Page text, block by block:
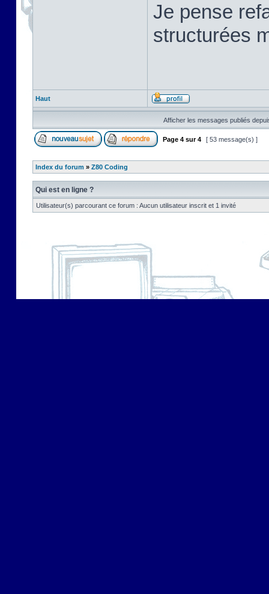
Je pense
structurées
Haut
Afficher les messages publiés
Page 4 sur4 [ 53 message(s) ]
Index du forum » Z80 Coding
Qui est en ligne ?
Utilisateur(s) parcourant ce forum : Aucun utilisateur inscrit et 1 invité